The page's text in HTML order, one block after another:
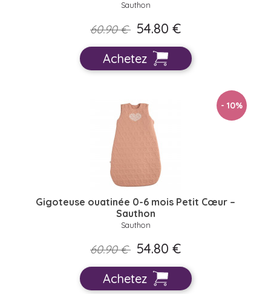
Sauthon
60.90 € 54.80 €
Achetez
- 10%
Gigoteuse ouatinée 0-6 mois Petit Cœur –
Sauthon
Sauthon
60.90 € 54.80 €
Achetez